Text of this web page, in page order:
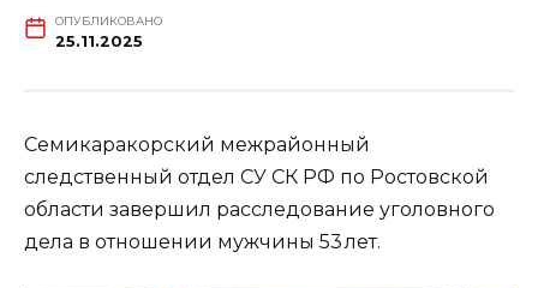
ОПУБЛИКОВАНО
25.11.2025
Семикаракорский межрайонный
следственный отдел СУ СК РФ по Ростовской
области завершил расследование уголовного
дела в отношении мужчины 53 лет.